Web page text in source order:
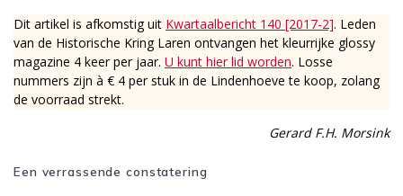
Dit artikel is afkomstig uit Kwartaalbericht 140 [2017-2]. Leden
van de Historische Kring Laren ontvangen het kleurrijke glossy
magazine 4 keer per jaar. U kunt hier lid worden. Losse
nummers zijn à € 4 per stuk in de Lindenhoeve te koop, zolang
de voorraad strekt.
Gerard F.H. Morsink
Een verrassende constatering